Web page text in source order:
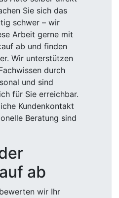
Sie sich das
schwer – wir
Arbeit gerne mit
ab und finden
Wir unterstützen
durch
und sind
für Sie erreichbar.
Kundenkontakt
Beratung sind
ab
wir Ihr